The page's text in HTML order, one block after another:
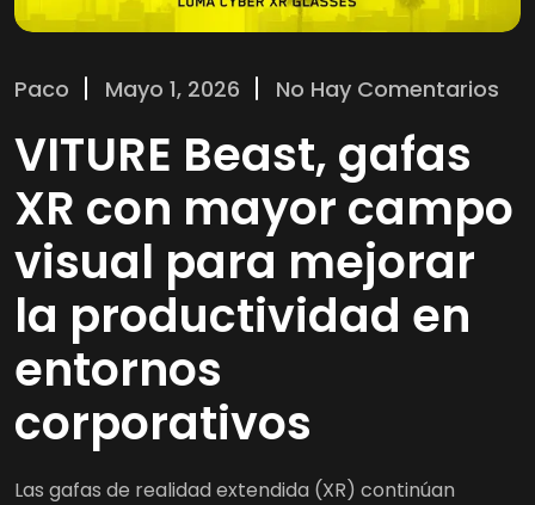
Paco Mayo 1, 2026 No Hay Comentarios
VITURE Beast, gafas
XR con mayor campo
visual para mejorar
la productividad en
entornos
corporativos
Las gafas de realidad extendida (XR) continúan